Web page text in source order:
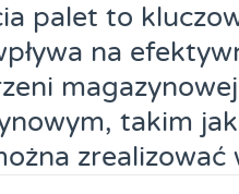
palet to
na
takim
zrealizować